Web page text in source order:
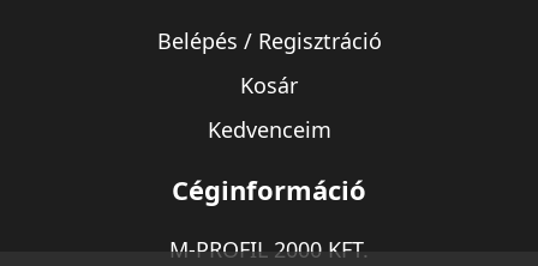
Belépés / Regisztráció
Kosár
Kedvenceim
Céginformáció
M-PROFIL 2000 KFT.